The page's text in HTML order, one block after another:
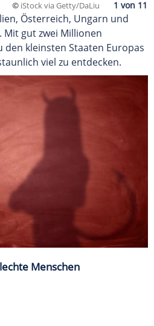
© iStock via Getty/DaLiu
Österreich, Ungarn und
Mit gut zwei Millionen
den kleinsten Staaten Europas
viel zu entdecken.
Menschen